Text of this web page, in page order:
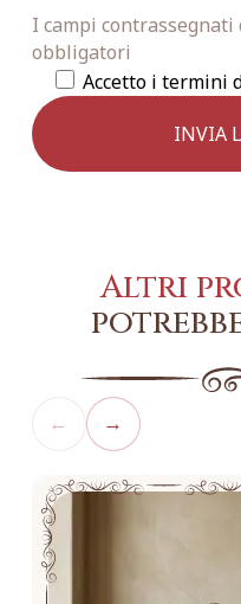
I campi contrassegnati
obbligatori
Accetto i termini
Altri
← →